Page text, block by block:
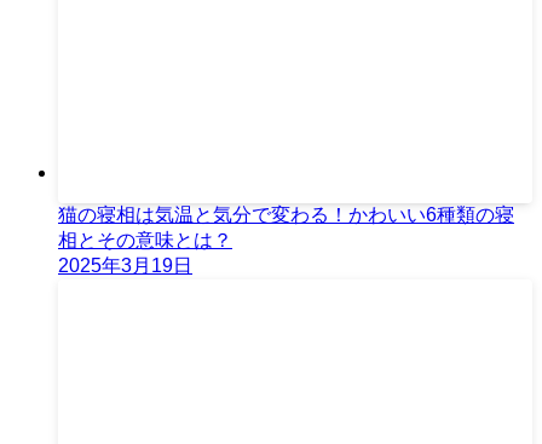
猫の寝相は気温と気分で変わる！かわいい6種類の寝
相とその意味とは？
2025年3月19日